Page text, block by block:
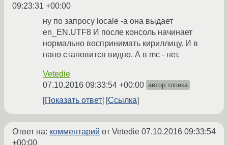
09:23:31 +00:00
ну по запросу locale -a она выдает
en_EN.UTF8 И после консоль начинает
нормально воспринимать кириллицу. И в
нано становится видно. А в mc - нет.
Vetedie
07.10.2016 09:33:54 +00:00 автор топика
Показать ответ Ссылка
Ответ на: комментарий от Vetedie 07.10.2016 09:33:54
+00:00